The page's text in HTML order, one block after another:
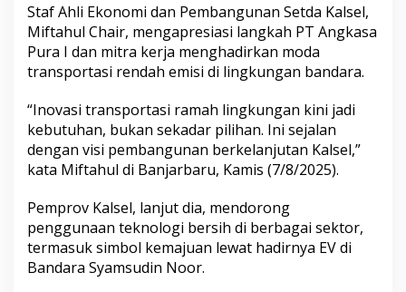
Staf Ahli Ekonomi dan Pembangunan Setda Kalsel,
Miftahul Chair, mengapresiasi langkah PT Angkasa
Pura I dan mitra kerja menghadirkan moda
transportasi rendah emisi di lingkungan bandara.
“Inovasi transportasi ramah lingkungan kini jadi
kebutuhan, bukan sekadar pilihan. Ini sejalan
dengan visi pembangunan berkelanjutan Kalsel,”
kata Miftahul di Banjarbaru, Kamis (7/8/2025).
Pemprov Kalsel, lanjut dia, mendorong
penggunaan teknologi bersih di berbagai sektor,
termasuk simbol kemajuan lewat hadirnya EV di
Bandara Syamsudin Noor.